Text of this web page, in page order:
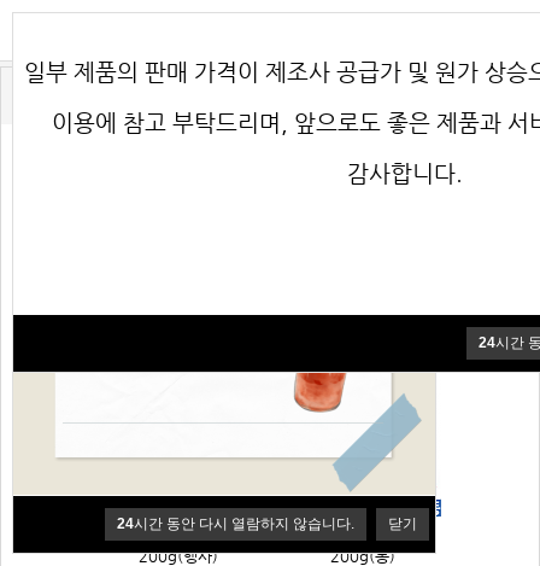
24시간 동안 다시 열람하지 않습니다. 닫기
일부 제품의 판매 가격이 제조사 공급가 및 원가 상승
이용에 참고 부탁드리며, 앞으로도 좋은 제품과 서
감사합니다.
24시간
☆ 한끼의 품격 치킨
♡ 리얼 닭꼬치
한품-왕갈비맛치킨
(한품)후라이드치킨
200g(행사)
(한품)까르보치킨
200g(봉)